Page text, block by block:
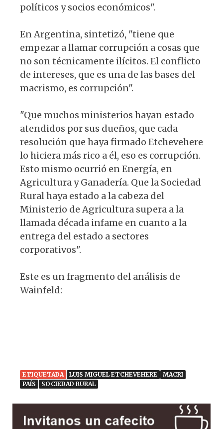
políticos y socios económicos".
En Argentina, sintetizó, "tiene que
empezar a llamar corrupción a cosas que
no son técnicamente ilícitos. El conflicto
de intereses, que es una de las bases del
macrismo, es corrupción".
"Que muchos ministerios hayan estado
atendidos por sus dueños, que cada
resolución que haya firmado Etchevehere
lo hiciera más rico a él, eso es corrupción.
Esto mismo ocurrió en Energía, en
Agricultura y Ganadería. Que la Sociedad
Rural haya estado a la cabeza del
Ministerio de Agricultura supera a la
llamada década infame en cuanto a la
entrega del estado a sectores
corporativos".
Este es un fragmento del análisis de
Wainfeld:
ETIQUETADA LUIS MIGUEL ETCHEVEHERE
MACRI
PAÍS
SOCIEDAD RURAL